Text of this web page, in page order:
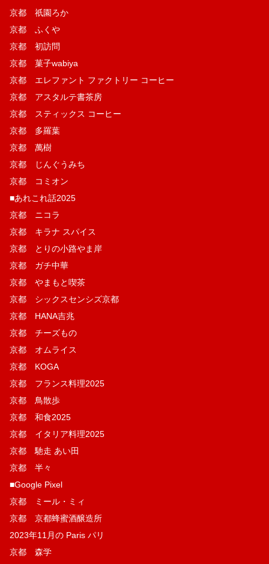
京都 祇園ろか
京都 ふくや
京都 初訪問
京都 菓子wabiya
京都 エレファント ファクトリー コーヒー
京都 アスタルテ書茶房
京都 スティックス コーヒー
京都 多羅葉
京都 萬樹
京都 じんぐうみち
京都 コミオン
■あれこれ話2025
京都 ニコラ
京都 キラナ スパイス
京都 とりの小路やま岸
京都 ガチ中華
京都 やまもと喫茶
京都 シックスセンシズ京都
京都 HANA吉兆
京都 チーズもの
京都 オムライス
京都 KOGA
京都 フランス料理2025
京都 鳥散歩
京都 和食2025
京都 イタリア料理2025
京都 馳走 あい田
京都 半々
■Google Pixel
京都 ミール・ミィ
京都 京都蜂蜜酒醸造所
2023年11月の Paris パリ
京都 森学